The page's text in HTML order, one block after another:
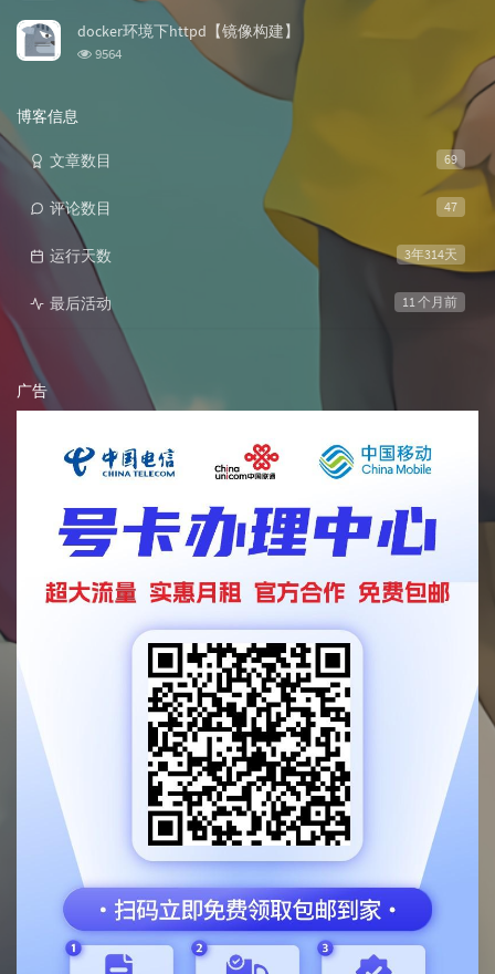
次
docker环境下httpd【镜像构建】
浏
9564
博客信息
69
文章数目
47
评论数目
3年314天
运行天数
11 个月前
最后活动
广告